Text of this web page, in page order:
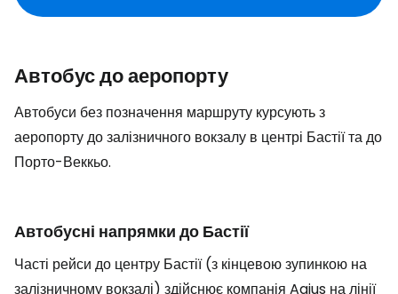
Автобус до аеропорту
Автобуси без позначення маршруту курсують з
аеропорту до залізничного вокзалу в центрі Бастії та до
Порто-Веккьо.
Автобусні напрямки до Бастії
Часті рейси до центру Бастії (з кінцевою зупинкою на
залізничному вокзалі) здійснює компанія Agius на лінії